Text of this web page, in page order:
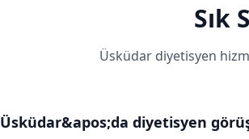
Sık
Üsküdar diyetisyen
Üsküdar&apos;da diyetisyen